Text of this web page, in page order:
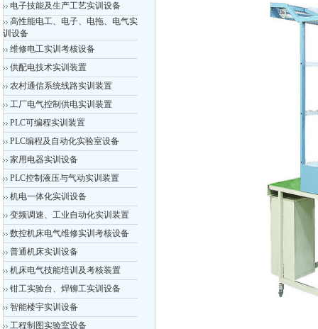
电子技能及生产工艺实训设备
高性能电工、电子、电拖、电气实
训设备
维修电工实训考核设备
供配电技术实训装置
农村通信系统线路实训装置
工厂电气控制供电实训装置
PLC可编程实训装置
PLC编程及自动化实验室设备
家用电器实训设备
PLC控制液压与气动实训装置
机电一体化实训设备
变频调速、工业自动化实训装置
数控机床电气维修实训考核设备
普通机床实训设备
机床电气技能培训及考核装置
钳工实验台、焊铆工实训设备
智能楼宇实训设备
工程制图实验室设备